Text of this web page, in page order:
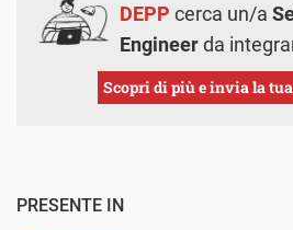
DEPP cerca un/a
Engineerda
Scopri di più e invia la
PRESENTE IN